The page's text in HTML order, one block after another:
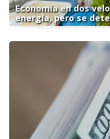
Economía en dos
energía, pero se